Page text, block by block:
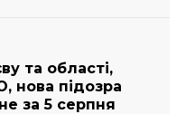
та області,
нова підозра
за 5 серпня